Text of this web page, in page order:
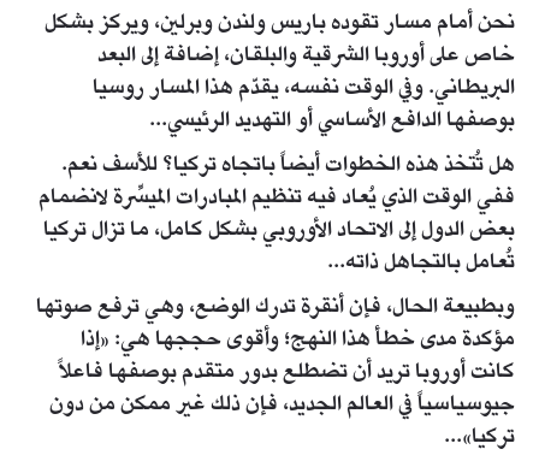
نحن أمام مسار تقوده باريس ولندن وبرلين، ويركز بشكل
خاص على أوروبا الشرقية والبلقان، إضافة إلى البعد
البريطاني. وفي الوقت نفسه، يقدّم هذا المسار روسيا
بوصفها الدافع الأساسي أو التهديد الرئيسي...
هل تُتخذ هذه الخطوات أيضاً باتجاه تركيا؟ للأسف نعم.
ففي الوقت الذي يُعاد فيه تنظيم المبادرات الميسِّرة لانضمام
بعض الدول إلى الاتحاد الأوروبي بشكل كامل، ما تزال تركيا
تُعامل بالتجاهل ذاته...
وبطبيعة الحال، فإن أنقرة تدرك الوضع، وهي ترفع صوتها
مؤكدة مدى خطأ هذا النهج؛ وأقوى حججها هي: «إذا
كانت أوروبا تريد أن تضطلع بدور متقدم بوصفها فاعلاً
جيوسياسياً في العالم الجديد، فإن ذلك غير ممكن من دون
تركيا»...